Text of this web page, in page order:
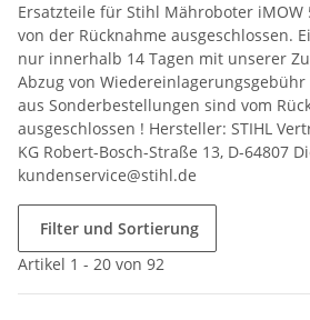
Ersatzteile für Stihl Mähroboter iMOW
von der Rücknahme ausgeschlossen.
nur innerhalb 14 Tagen mit unserer
Abzug von
aus Sonderbestellungen sind vom
ausgeschlossen ! Hersteller: STIHL
KG Robert-Bosch-Straße 13, D-64807
kundenservice@stihl.de
Filter und Sortierung
Artikel 1 - 20 von 92